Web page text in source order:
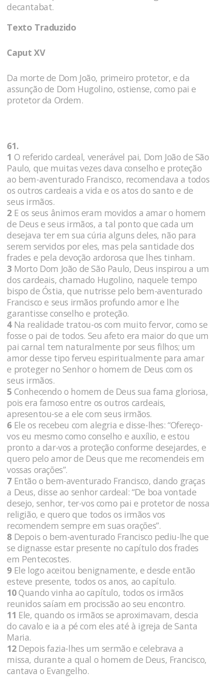
decantabat.
Texto Traduzido
Caput XV
Da morte de Dom João, primeiro protetor, e da
assunção de Dom Hugolino, ostiense, como pai e
protetor da Ordem.
61.
1 O referido cardeal, venerável pai, Dom João de São
Paulo, que muitas vezes dava conselho e proteção
ao bem-aventurado Francisco, recomendava a todos
os outros cardeais a vida e os atos do santo e de
seus irmãos.
2 E os seus ânimos eram movidos a amar o homem
de Deus e seus irmãos, a tal ponto que cada um
desejava ter em sua cúria alguns deles, não para
serem servidos por eles, mas pela santidade dos
frades e pela devoção ardorosa que lhes tinham.
3 Morto Dom João de São Paulo, Deus inspirou a um
dos cardeais, chamado Hugolino, naquele tempo
bispo de Óstia, que nutrisse pelo bem-aventurado
Francisco e seus irmãos profundo amor e lhe
garantisse conselho e proteção.
4Na realidade tratou-os com muito fervor, como se
fosse o pai de todos. Seu afeto era maior do que um
pai carnal tem naturalmente por seus filhos; um
amor desse tipo ferveu espiritualmente para amar
e proteger no Senhor o homem de Deus com os
seus irmãos.
5 Conhecendo o homem de Deus sua fama gloriosa,
pois era famoso entre os outros cardeais,
apresentou-se a ele com seus irmãos.
6 Ele os recebeu com alegria e disse-lhes: “Ofereço-
vos eu mesmo como conselho e auxílio, e estou
pronto a dar-vos a proteção conforme desejardes, e
quero pelo amor de Deus que me recomendeis em
vossas orações”.
7 Então o bem-aventurado Francisco, dando graças
a Deus, disse ao senhor cardeal: “De boa vontade
desejo, senhor, ter-vos como pai e protetor de nossa
religião, e quero que todos os irmãos vos
recomendem sempre em suas orações”.
8 Depois o bem-aventurado Francisco pediu-lhe que
se dignasse estar presente no capítulo dos frades
em Pentecostes.
9 Ele logo aceitou benignamente, e desde então
esteve presente, todos os anos, ao capítulo.
10Quando vinha ao capítulo, todos os irmãos
reunidos saíam em procissão ao seu encontro.
11 Ele, quando os irmãos se aproximavam, descia
do cavalo e ia a pé com eles até à igreja de Santa
Maria.
12Depois fazia-lhes um sermão e celebrava a
missa, durante a qual o homem de Deus, Francisco,
cantava o Evangelho.